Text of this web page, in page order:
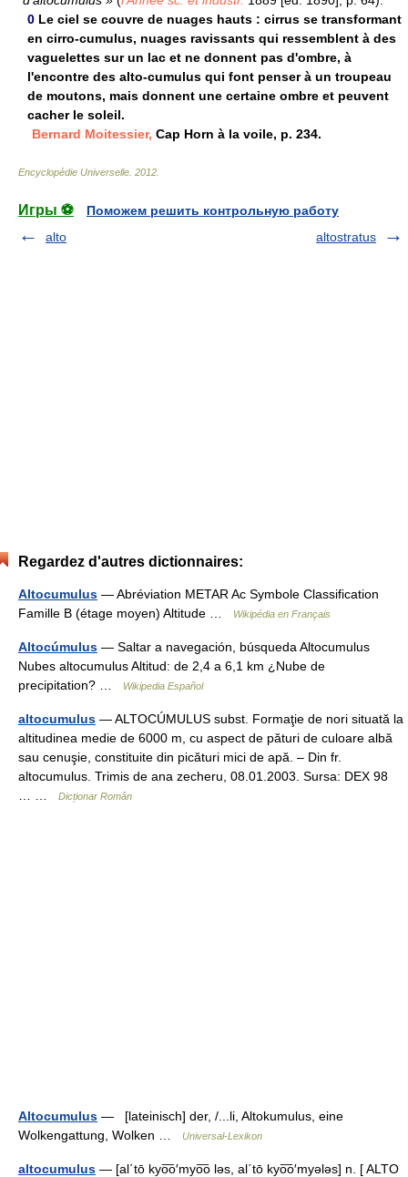
0 Le ciel se couvre de nuages hauts : cirrus se transformant
en cirro-cumulus, nuages ravissants qui ressemblent à des
vaguelettes sur un lac et ne donnent pas d'ombre, à
l'encontre des alto-cumulus qui font penser à un troupeau
de moutons, mais donnent une certaine ombre et peuvent
cacher le soleil.
Bernard Moitessier, Cap Horn à la voile, p. 234.
Encyclopédie Universelle 2012
Игры ⚽
Поможем решить контрольную работу
alto
altostratus
Regardez d'autres dictionnaires:
Altocumulus — Abréviation METAR Ac Symbole Classification
Famille B (étage moyen) Altitude …
Wikipédia en Français
Altocúmulus — Saltar a navegación, búsqueda Altocumulus
Nubes altocumulus Altitud: de 2,4 a 6,1 km ¿Nube de
precipitation? …
Wikipedia Español
altocumulus — ALTOCÚMULUS subst. Formaţie de nori situată la
altitudinea medie de 6000 m, cu aspect de pături de culoare albă
sau cenuşie, constituite din picături mici de apă. – Din fr.
altocumulus. Trimis de ana zecheru, 08.01.2003. Sursa: DEX 98
Dicționar Român
Altocumulus — [lateinisch] der, /...li, Altokumulus, eine
Wolkengattung, Wolken …
Universal-Lexikon
altocumulus — [al΄tō kyo͞o′myo͞o ləs, al΄tō kyo͞o′myələs] n. [ ALTO